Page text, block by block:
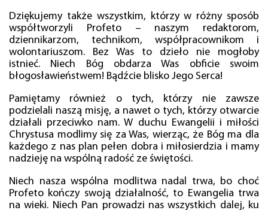
Dziękujemy także wszystkim, którzy w różny sposób
współtworzyli Profeto – naszym redaktorom,
dziennikarzom, technikom, współpracownikom i
wolontariuszom. Bez Was to dzieło nie mogłoby
istnieć. Niech Bóg obdarza Was obficie swoim
błogosławieństwem! Bądźcie blisko Jego Serca!
Pamiętamy również o tych, którzy nie zawsze
podzielali naszą misję, a nawet o tych, którzy otwarcie
działali przeciwko nam. W duchu Ewangelii i miłości
Chrystusa modlimy się za Was, wierząc, że Bóg ma dla
każdego z nas plan pełen dobra i miłosierdzia i mamy
nadzieję na wspólną radość ze świętości.
Niech nasza wspólna modlitwa nadal trwa, bo choć
Profeto kończy swoją działalność, to Ewangelia trwa
na wieki. Niech Pan prowadzi nas wszystkich dalej, ku